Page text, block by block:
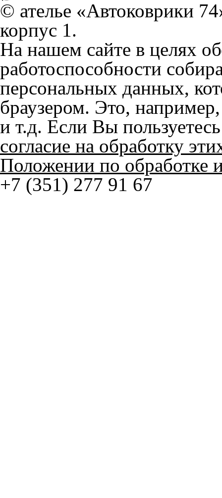
работоспособности
персональных данных,
браузером. Это,
и т.д. Если Вы
согласие на обработку
Положении по обработке
+7 (351) 277 91 67